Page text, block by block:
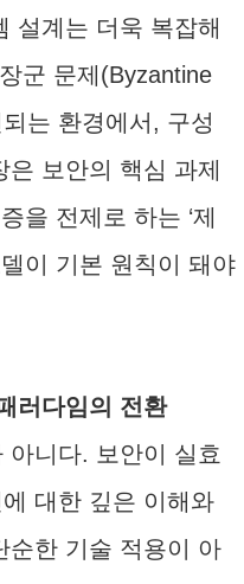
설계는 더욱 복잡해
군 문제(Byzantine
는 환경에서, 구성
보안의 핵심 과제
을 전제로 하는 ‘제
이 기본 원칙이 돼야
러다임의 전환
아니다. 보안이 실효
대한 깊은 이해와
순한 기술 적용이 아